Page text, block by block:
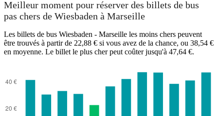
Meilleur moment pour réserver des billets de bus
pas chers de Wiesbaden à Marseille
Les billets de bus Wiesbaden - Marseille les moins chers peuvent
être trouvés à partir de 22,88 € si vous avez de la chance, ou 38,54 €
en moyenne. Le billet le plus cher peut coûter jusqu'à 47,64 €.